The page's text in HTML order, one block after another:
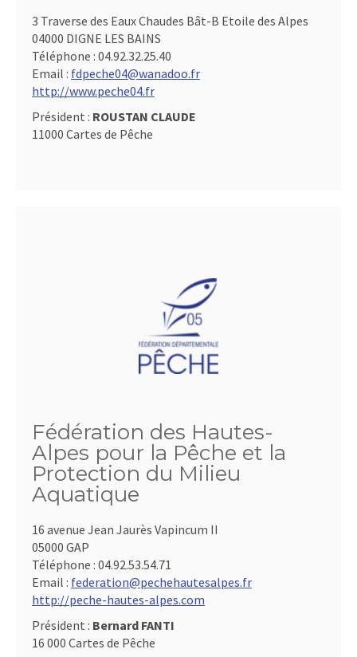
3 Traverse des Eaux Chaudes Bât-B Etoile des Alpes
04000 DIGNE LES BAINS
Téléphone : 04.92.32.25.40
Email : fdpeche04@wanadoo.fr
http://www.peche04.fr
Président : ROUSTAN CLAUDE
11000 Cartes de Pêche
Fédération des Hautes-
Alpes pour la Pêche et la
Protection du Milieu
Aquatique
16 avenue Jean Jaurès Vapincum II
05000 GAP
Téléphone : 04.92.53.54.71
Email : federation@pechehautesalpes.fr
http://peche-hautes-alpes.com
Président : Bernard FANTI
16 000 Cartes de Pêche